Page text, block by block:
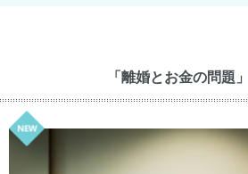
「離婚とお金の問題」